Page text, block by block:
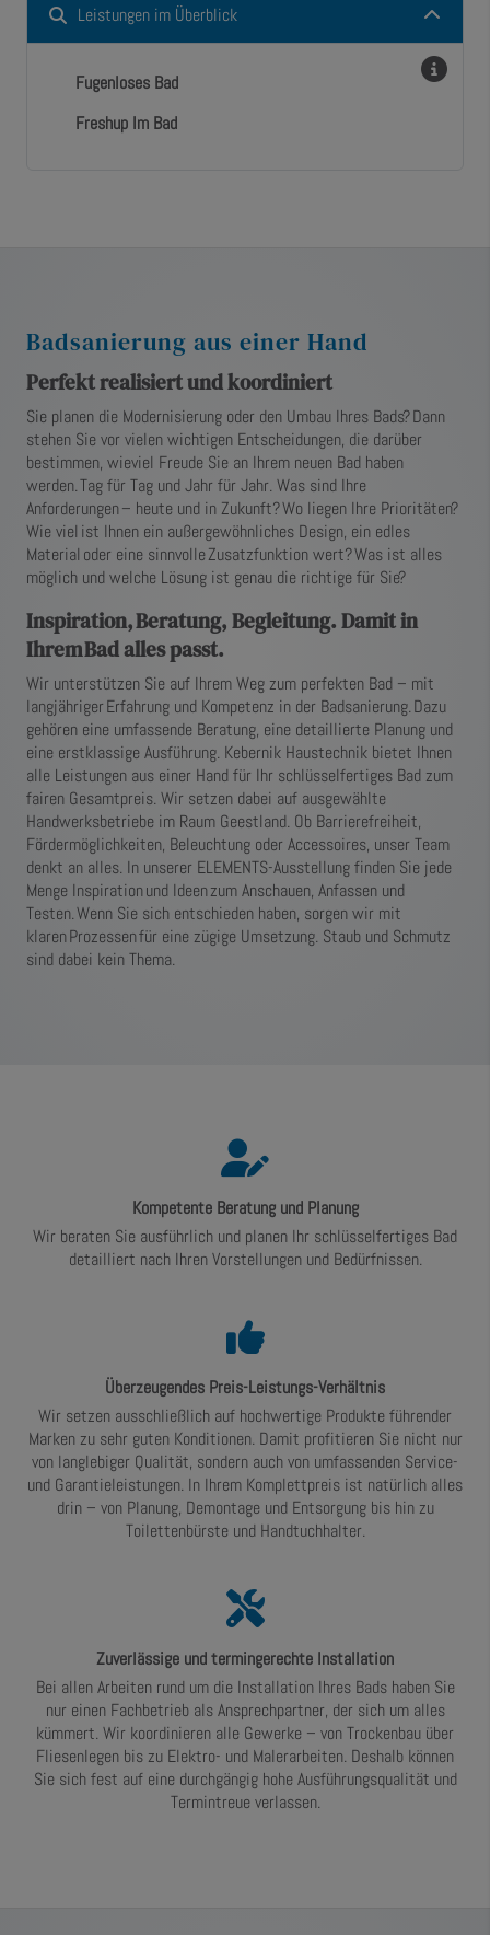
Leistungen im Überblick
Fugenloses Bad
Freshup Im Bad
Badsanierung aus einer Hand
Perfekt realisiert und koordiniert
Sie planen die Modernisierung oder den Umbau Ihres Bads? Dann
stehen Sie vor vielen wichtigen Entscheidungen, die darüber
bestimmen, wieviel Freude Sie an Ihrem neuen Bad haben
werden. Tag für Tag und Jahr für Jahr. Was sind Ihre
Anforderungen – heute und in Zukunft? Wo liegen Ihre Prioritäten?
Wie viel ist Ihnen ein außergewöhnliches Design, ein edles
Material oder eine sinnvolle Zusatzfunktion wert? Was ist alles
möglich und welche Lösung ist genau die richtige für Sie?
Inspiration, Beratung, Begleitung. Damit in
Ihrem Bad alles passt.
Wir unterstützen Sie auf Ihrem Weg zum perfekten Bad – mit
langjähriger Erfahrung und Kompetenz in der Badsanierung. Dazu
gehören eine umfassende Beratung, eine detaillierte Planung und
eine erstklassige Ausführung. Kebernik Haustechnik bietet Ihnen
alle Leistungen aus einer Hand für Ihr schlüsselfertiges Bad zum
fairen Gesamtpreis. Wir setzen dabei auf ausgewählte
Handwerksbetriebe im Raum Geestland. Ob Barrierefreiheit,
Fördermöglichkeiten, Beleuchtung oder Accessoires, unser Team
denkt an alles. In unserer ELEMENTS-Ausstellung finden Sie jede
Menge Inspiration und Ideen zum Anschauen, Anfassen und
Testen. Wenn Sie sich entschieden haben, sorgen wir mit
klaren Prozessen für eine zügige Umsetzung. Staub und Schmutz
sind dabei kein Thema.
Kompetente Beratung und Planung
Wir beraten Sie ausführlich und planen Ihr schlüsselfertiges Bad
detailliert nach Ihren Vorstellungen und Bedürfnissen.
Überzeugendes Preis-Leistungs-Verhältnis
Wir setzen ausschließlich auf hochwertige Produkte führender
Marken zu sehr guten Konditionen. Damit profitieren Sie nicht nur
von langlebiger Qualität, sondern auch von umfassenden Service-
und Garantieleistungen. In Ihrem Komplettpreis ist natürlich alles
drin – von Planung, Demontage und Entsorgung bis hin zu
Toilettenbürste und Handtuchhalter.
Zuverlässige und termingerechte Installation
Bei allen Arbeiten rund um die Installation Ihres Bads haben Sie
nur einen Fachbetrieb als Ansprechpartner, der sich um alles
kümmert. Wir koordinieren alle Gewerke – von Trockenbau über
Fliesenlegen bis zu Elektro- und Malerarbeiten. Deshalb können
Sie sich fest auf eine durchgängig hohe Ausführungsqualität und
Termintreue verlassen.